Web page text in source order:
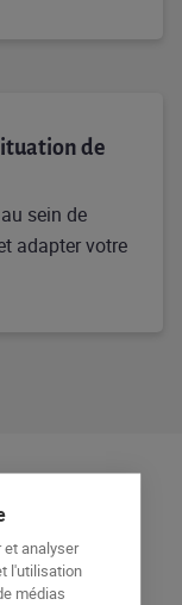
de
sein de
adapter votre
analyser
l'utilisation
médias